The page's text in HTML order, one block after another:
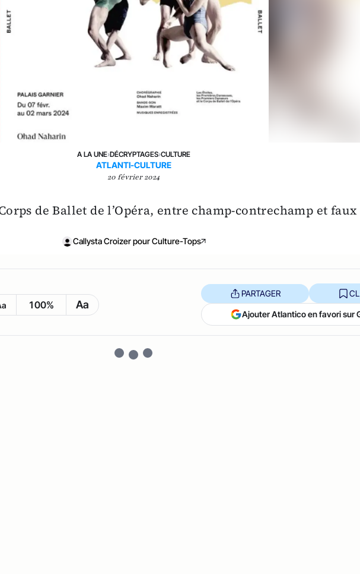
A LA UNE›DÉCRYPTAGES›CULTURE
ATLANTI-CULTURE
20 février 2024
de Ballet de l’Opéra, entre champ-contrechamp et faux
Callysta Croizer pour Culture-Tops
100% Aa
PARTAGER
Ajouter Atlantico en favori sur